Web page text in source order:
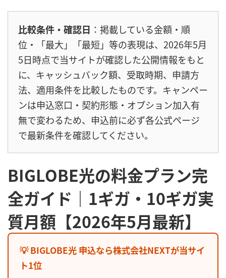
比較条件・確認日 ：掲載している金額・順
位・「最大」「最短」等の表現は、2026年5月
5日時点で当サイトが確認した公開情報をもと
に、キャッシュバック額、受取時期、申請方
法、適用条件を比較したものです。キャンペー
ンは申込窓口・契約形態・オプション加入有
無で変わるため、申込前に必ず各公式ページ
で最新条件を確認してください。
BIGLOBE光の料金プラン完
全ガイド｜1ギガ・10ギガ実
質月額【2026年5月最新】
💡 BIGLOBE光 申込なら株式会社NEXTが当サイ
ト1位